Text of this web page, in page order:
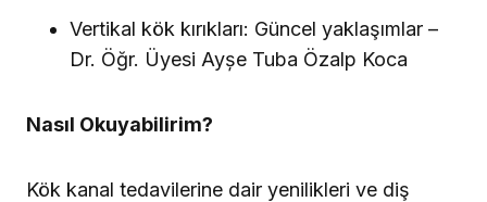
Vertikal kök kırıkları: Güncel yaklaşımlar –
Dr. Öğr. Üyesi Ayșe Tuba Özalp Koca
Nasıl Okuyabilirim?
Kök kanal tedavilerine dair yenilikleri ve diş